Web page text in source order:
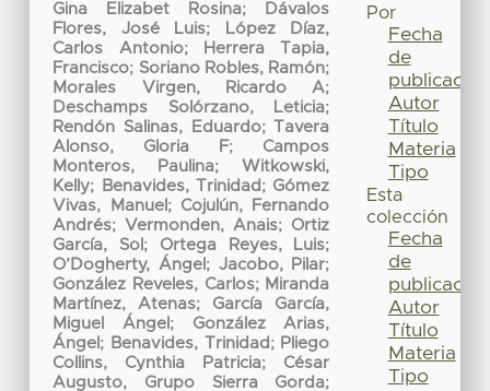
Gina Elizabet Rosina;
Dávalos
Flores, José Luis;
López Díaz,
Carlos Antonio;
Herrera Tapia,
Francisco; Soriano Robles, Ramón;
Morales Virgen, Ricardo A;
Deschamps Solórzano, Leticia;
Rendón Salinas, Eduardo;
Tavera
Alonso, Gloria F; Campos
Monteros, Paulina; Witkowski,
Kelly; Benavides, Trinidad ; Gómez
Vivas, Manuel ; Cojulún, Fernando
Andrés; Vermonden, Anais; Ortiz
García, Sol ; Ortega Reyes, Luis;
O’Dogherty, Ángel ; Jacobo, Pilar;
González Reveles, Carlos; Miranda
Martínez, Atenas; García García,
Miguel Ángel ; González Arias,
Ángel ; Benavides, Trinidad ; Pliego
Collins, Cynthia Patricia; César
Augusto, Grupo Sierra Gorda;
Por
Fecha
de
publicación
Autor
Título
Materia
Tipo
Esta
colección
Fecha
de
publicación
Autor
Título
Materia
Tipo